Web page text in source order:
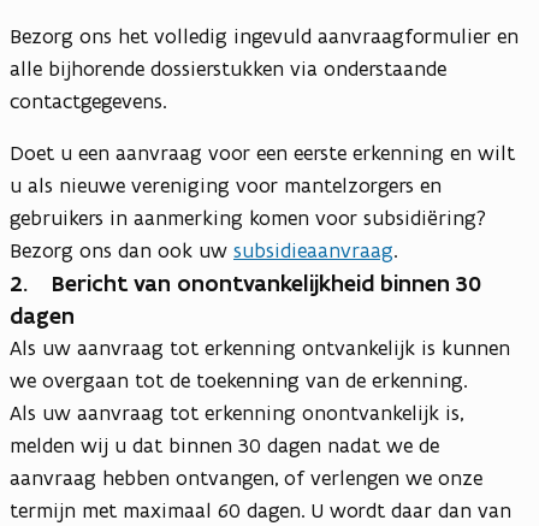
Bezorg ons het volledig ingevuld aanvraagformulier en
alle bijhorende dossierstukken via onderstaande
contactgegevens.
Doet u een aanvraag voor een eerste erkenning en wilt
u als nieuwe vereniging voor mantelzorgers en
gebruikers in aanmerking komen voor subsidiëring?
Bezorg ons dan ook uw subsidieaanvraag.
2. Bericht van onontvankelijkheid binnen 30
dagen
Als uw aanvraag tot erkenning ontvankelijk is kunnen
we overgaan tot de toekenning van de erkenning.
Als uw aanvraag tot erkenning onontvankelijk is,
melden wij u dat binnen 30 dagen nadat we de
aanvraag hebben ontvangen, of verlengen we onze
termijn met maximaal 60 dagen. U wordt daar dan van